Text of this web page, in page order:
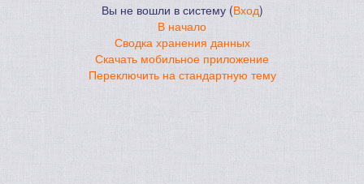
Вы не вошли в систему (Вход)
В начало
Сводка хранения данных
Скачать мобильное приложение
Переключить на стандартную тему